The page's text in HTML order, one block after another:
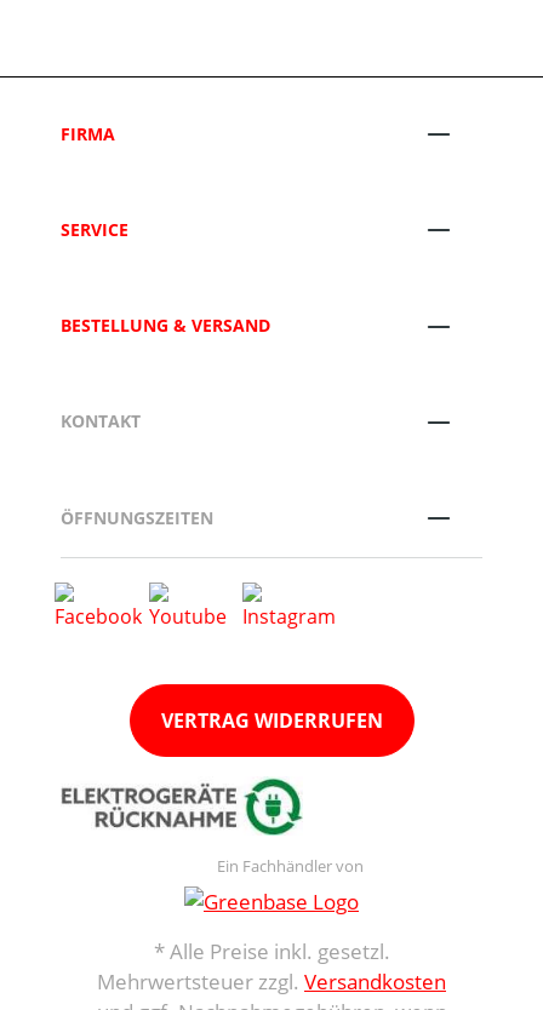
FIRMA
SERVICE
BESTELLUNG & VERSAND
KONTAKT
ÖFFNUNGSZEITEN
VERTRAG WIDERRUFEN
Ein Fachhändler von
* Alle Preise inkl. gesetzl.
Mehrwertsteuer zzgl. Versandkosten